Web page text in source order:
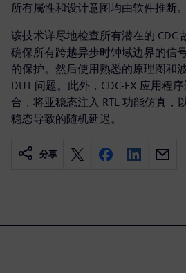
所有属性和设计意图均由软件推断。
该技术详尽地检查所有潜在的 CDC
确保所有跨越异步时钟域边界的信
的保护。然后使用熟悉的原理图和
DUT 问题。此外，CDC-FX 应用程
合，将亚稳态注入 RTL 功能仿真，
稳态导致的随机延迟。
分享